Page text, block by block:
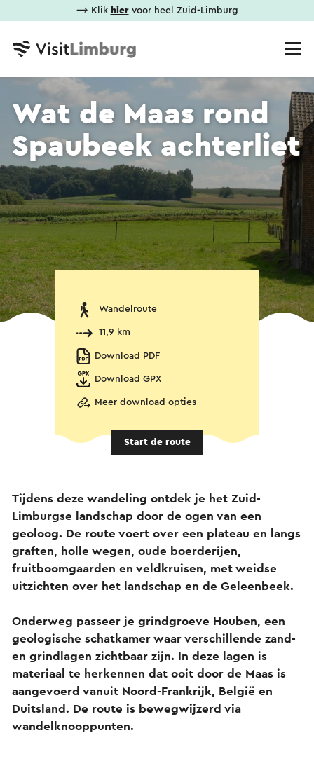
⟶ Klik hiervoor heel Zuid-Limburg
Wat de Maas rond
Spaubeek achterliet
Wandelroute
11,9 km
Download PDF
Download GPX
Meer download opties
Start de route
Tijdens deze wandeling ontdek je het Zuid-
Limburgse landschap door de ogen van een
geoloog. De route voert over een plateau en langs
graften, holle wegen, oude boerderijen,
fruitboomgaarden en veldkruisen, met weidse
uitzichten over het landschap en de Geleenbeek.
Onderweg passeer je grindgroeve Houben, een
geologische schatkamer waar verschillende zand-
en grindlagen zichtbaar zijn. In deze lagen is
materiaal te herkennen dat ooit door de Maas is
aangevoerd vanuit Noord-Frankrijk, België en
Duitsland. De route is bewegwijzerd via
wandelknooppunten.